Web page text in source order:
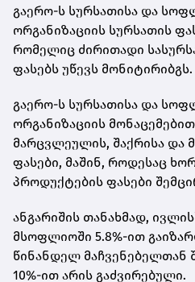
გაერო-ს სურსათისა და
ორგანიზაციის სურსათის
რომელიც ძირითადი
ფასებს უწევს მონიტირიბგს.
გაერო-ს სურსათისა და
ორგანიზაციის
მარცვლეულის, შაქრისა და
ფასები, მაშინ, როდესაც
პროდუქტების ფასები
ანგარიშის თანახმად,
მსოფლიოში 5.8%-ით
წინანდელ მაჩვენებელთან
10%-ით არის გაძვირებული.